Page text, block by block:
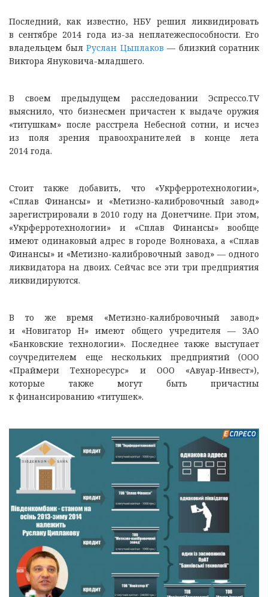
Последний, как известно, НБУ решил ликвидировать
в сентябре 2014 года из-за неплатежеспособности. Его
владельцем был Руслан Цыплаков — близкий соратник
Виктора Януковича-младшего.
В своем предыдущем расследовании Эспрессо.TV
выяснило, что бизнесмен причастен к выдаче оружия
«титушкам» после расстрела Небесной сотни, и исчез
из поля зрения правоохранителей в конце лета
2014 года.
Стоит также добавить, что «Укрферротехнологии»,
«Сплав Финансы» и «Метизно-калибровочный завод»
зарегистрировали в 2010 году на Донетчине. При этом,
«Укрферротехнологии» и «Сплав Финансы» вообще
имеют одинаковый адрес в городе Волноваха, а «Сплав
Финансы» и «Метизно-калибровочный завод» — одного
ликвидатора на двоих. Сейчас все эти три предприятия
ликвидируются.
В то же время «Метизно-калибровочный завод»
и «Новигатор Н» имеют общего учредителя — ЗАО
«Банковские технологии». Последнее также выступает
соучредителем еще нескольких предприятий (ООО
«Праймери Техноресурс» и ООО «Авуар-Инвест»),
которые также могут быть причастны
к финансированию «титушек».